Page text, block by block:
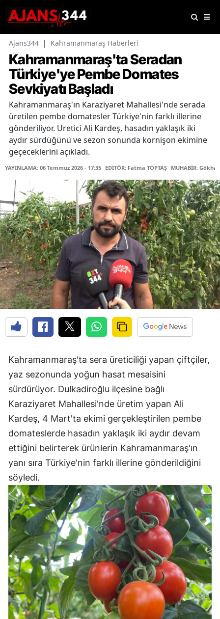
Ajans344 | Kahramanmaraş Haberleri
Kahramanmaraş'ta Seradan
Türkiye'ye Pembe Domates
Sevkiyatı Başladı
Kahramanmaraş'ın Karaziyaret Mahallesi'nde serada
üretilen pembe domatesler Türkiye'nin farklı illerine
gönderiliyor. Üretici Ali Kardeş, hasadın yaklaşık iki
aydır sürdüğünü ve sezon sonunda kornişon ekimine
geçeceklerini açıkladı.
YAYINLAMA: 06 Temmuz 2026 - 17:35 EDİTÖR: Fatma TOPTAŞ MUHABİR:
Kahramanmaraş'ta sera üreticiliği yapan çiftçiler,
yaz sezonunda yoğun hasat mesaisini
sürdürüyor. Dulkadiroğlu ilçesine bağlı
Karaziyaret Mahallesi'nde üretim yapan Ali
Kardeş, 4 Mart'ta ekimi gerçekleştirilen pembe
domateslerde hasadın yaklaşık iki aydır devam
ettiğini belirterek ürünlerin Kahramanmaraş'ın
yanı sıra Türkiye'nin farklı illerine gönderildiğini
söyledi.